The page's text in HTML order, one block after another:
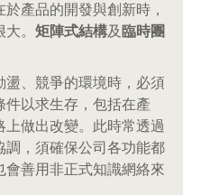
產品的開發與創新時，
。 矩陣式結構及 臨時團
盪、競爭的環境時，必須
件以求生存，包括在產
做出改變。此時常透過
調，須確保公司各功能都
善用非正式知識網絡來